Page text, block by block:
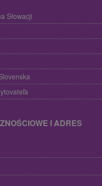
Słowacji
I ADRES